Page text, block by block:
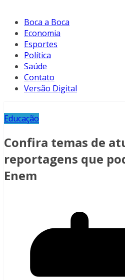
Boca a Boca
Economia
Esportes
Política
Saúde
Contato
Versão Digital
Educação
Confira temas de
reportagens que
Enem